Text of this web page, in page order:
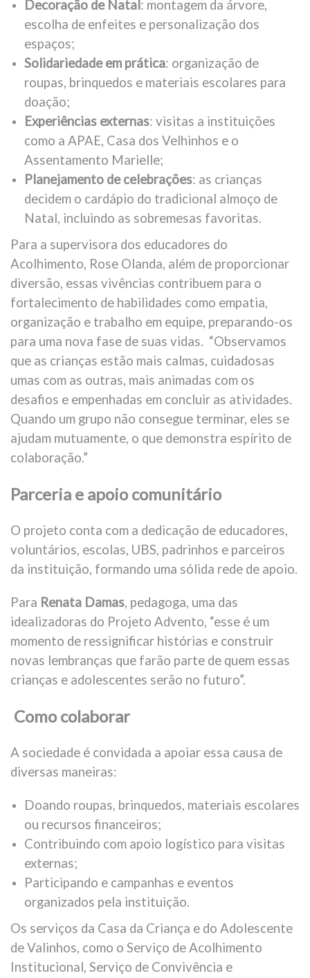
Decoração de Natal : montagem da árvore,
escolha de enfeites e personalização dos
espaços;
Solidariedade em prática: organização de
roupas, brinquedos e materiais escolares para
doação;
Experiências externas: visitas a instituições
como a APAE, Casa dos Velhinhos e o
Assentamento Marielle;
Planejamento de celebrações: as crianças
decidem o cardápio do tradicional almoço de
Natal, incluindo as sobremesas favoritas.
Para a supervisora dos educadores do
Acolhimento, Rose Olanda, além de proporcionar
diversão, essas vivências contribuem para o
fortalecimento de habilidades como empatia,
organização e trabalho em equipe, preparando-os
para uma nova fase de suas vidas. “Observamos
que as crianças estão mais calmas, cuidadosas
umas com as outras, mais animadas com os
desafios e empenhadas em concluir as atividades.
Quando um grupo não consegue terminar, eles se
ajudam mutuamente, o que demonstra espírito de
colaboração.”
Parceria e apoio comunitário
O projeto conta com a dedicação de educadores,
voluntários, escolas, UBS, padrinhos e parceiros
da instituição, formando uma sólida rede de apoio.
Para Renata Damas, pedagoga, uma das
idealizadoras do Projeto Advento, “esse é um
momento de ressignificar histórias e construir
novas lembranças que farão parte de quem essas
crianças e adolescentes serão no futuro”.
Como colaborar
A sociedade é convidada a apoiar essa causa de
diversas maneiras:
Doando roupas, brinquedos, materiais escolares
ou recursos financeiros;
Contribuindo com apoio logístico para visitas
externas;
Participando e campanhas e eventos
organizados pela instituição.
Os serviços da Casa da Criança e do Adolescente
de Valinhos, como o Serviço de Acolhimento
Institucional, Serviço de Convivência e